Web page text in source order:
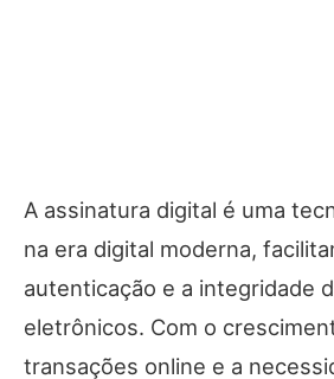
A assinatura digital é uma
na era digital moderna,
autenticação e a integridade
eletrônicos. Com o
transações online e a